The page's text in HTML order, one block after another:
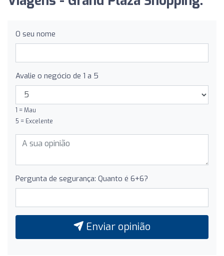
O seu nome
Avalie o negócio de 1 a 5
1 = Mau
5 = Excelente
Pergunta de segurança: Quanto é 6+6?
Enviar opinião